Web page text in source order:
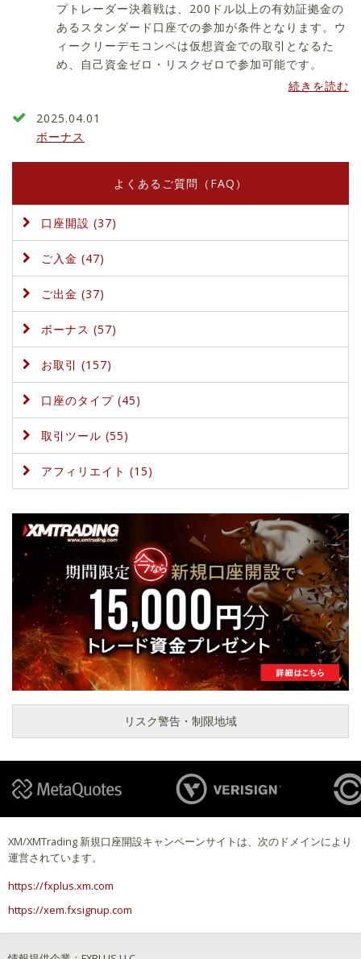
プトレーダー決着戦は、200ドル以上の有効証拠金の
あるスタンダード口座での参加が条件となります。ウ
ィークリーデモコンペは仮想資金での取引となるた
め、自己資金ゼロ・リスクゼロで参加可能です。
続きを読む
2025.04.01
ボーナス
よくあるご質問（FAQ）
口座開設 (37)
ご入金 (47)
ご出金 (37)
ボーナス (57)
お取引 (157)
口座のタイプ (45)
取引ツール (55)
アフィリエイト (15)
リスク警告・制限地域
XM/XMTrading 新規口座開設キャンペーンサイトは、次のドメインにより
運営されています。
https://fxplus.xm.com
https://xem.fxsignup.com